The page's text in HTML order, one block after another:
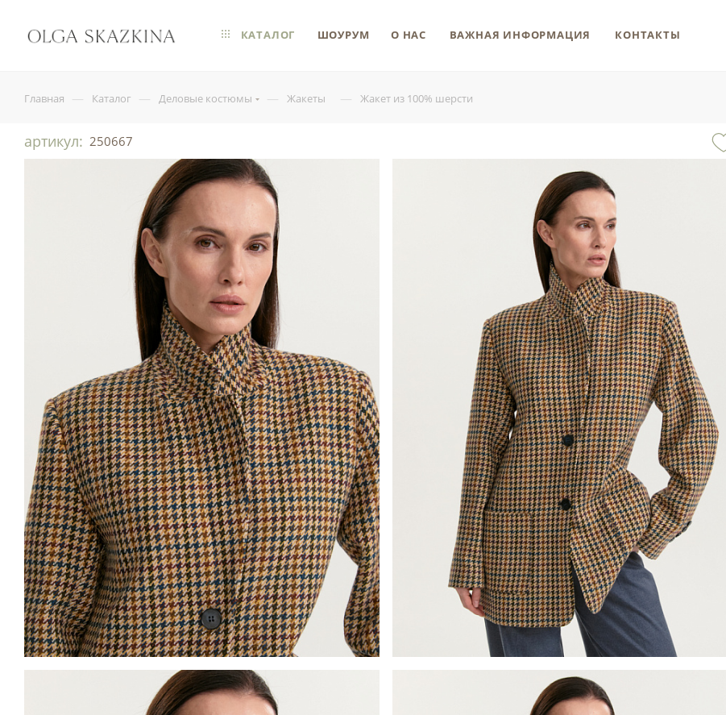
КАТАЛОГ ШОУРУМ О НАС ВАЖНАЯ ИНФОРМАЦИЯ КОНТАКТЫ
Главная — Каталог — Деловые костюмы — Жакеты — Жакет из 100% шерсти
артикул: 250667